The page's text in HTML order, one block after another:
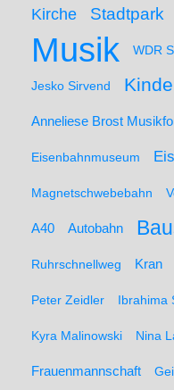
Kirche Stadtpark
Musik WDR
Jesko Sirvend
Anneliese Brost
Eisenbahnmuseum
Magnetschwebebahn
A40 Autobahn
Ruhrschnellweg Kran
Peter Zeidler Ibrahima
Kyra Malinowski Nina
Frauenmannschaft